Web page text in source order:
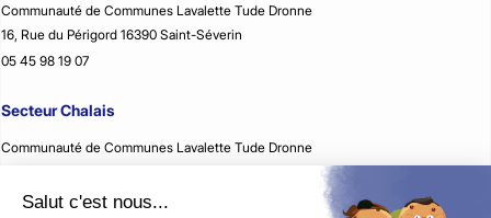
Communauté de Communes Lavalette Tude Dronne
16, Rue du Périgord 16390 Saint-Séverin
05 45 98 19 07
Secteur Chalais
Communauté de Communes Lavalette Tude Dronne
05 45 98 59 51